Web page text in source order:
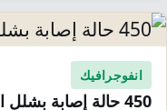
انفوجرافيك
450 حالة إصابة بشلل الأطفال خلال 3 أعوام